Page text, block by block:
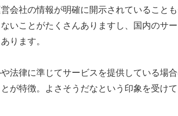
会社の情報が明確に開示されていること
いことがたくさんありますし、国内のサ
ります。
法律に準じてサービスを提供している場
が特徴。よさそうだなという印象を受け